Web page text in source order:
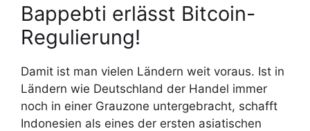
Bappebti erlässt Bitcoin-
Regulierung!
Damit ist man vielen Ländern weit voraus. Ist in
Ländern wie Deutschland der Handel immer
noch in einer Grauzone untergebracht, schafft
Indonesien als eines der ersten asiatischen